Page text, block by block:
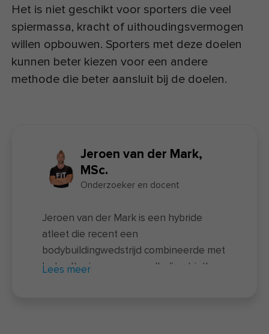
Het is niet geschikt voor sporters die veel
spiermassa, kracht of uithoudingsvermogen
willen opbouwen. Sporters met deze doelen
kunnen beter kiezen voor een andere
methode die beter aansluit bij de doelen.
Jeroen van der Mark,
MSc.
Onderzoeker en docent
Jeroen van der Mark is een hybride
atleet die recent een
bodybuildingwedstrijd combineerde met
het voltooien van een volledige triatlon
Lees meer